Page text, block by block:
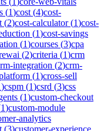
(1)cost (4)cost-
(2)cost-calculator(1)cost-
(1)cost-savings
(1)courses (3)cpa
(2)criteria (1)crm
integration (2)crm-
(1)cross-sell
)cspm (1)csrd (3)css
(1)custom-checkout
1)custom-module
analytics
(3)customer-experience